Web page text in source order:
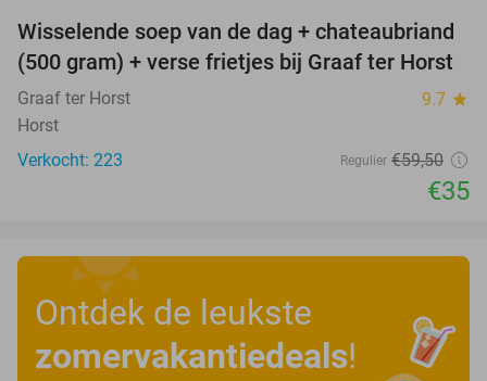
41%
Wisselende soep van de dag + chateaubriand
(500 gram) + verse frietjes bij Graaf ter Horst
Graaf ter Horst 9.7 star
Horst
Verkocht: 223
Regulier €59,50
€35
Ontdek de leukste
zomervakantiedeals!